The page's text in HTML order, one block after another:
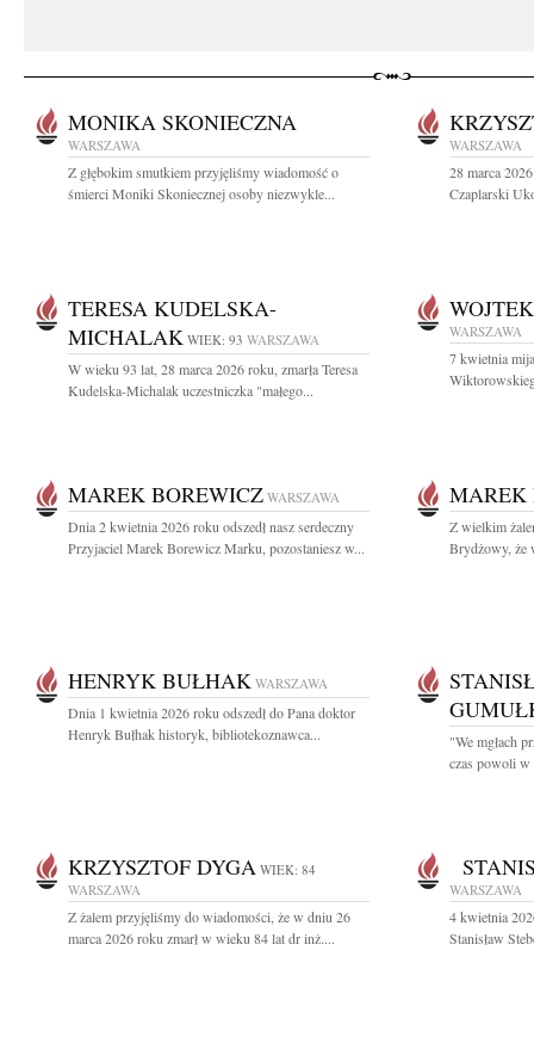
MONIKA SKONIECZNA
WARSZAWA
Z głębokim smutkiem przyjęliśmy wiadomość o
śmierci Moniki Skoniecznej osoby niezwykle...
WARSZAWA
28 marca
Czaplarski
TERESA KUDELSKA-
MICHALAK WIEK: 93 WARSZAWA
W wieku 93 lat, 28 marca 2026 roku, zmarła Teresa
Kudelska-Michalak uczestniczka "małego...
WARSZAWA
7 kwietnia
MAREK BOREWICZ WARSZAWA
Dnia 2 kwietnia 2026 roku odszedł nasz serdeczny
Przyjaciel Marek Borewicz Marku, pozostaniesz w...
MAREK
Z wielkim
Brydżowy, że
HENRYK BUŁHAK WARSZAWA
Dnia 1 kwietnia 2026 roku odszedł do Pana doktor
Henryk Bułhak historyk, bibliotekoznawca...
"We mgłach
czas powoli w
KRZYSZTOF DYGA WIEK: 84
WARSZAWA
Z żalem przyjęliśmy do wiadomości, że w dniu 26
marca 2026 roku zmarł w wieku 84 lat dr inż....
WARSZAWA
4 kwietnia
Stanisław